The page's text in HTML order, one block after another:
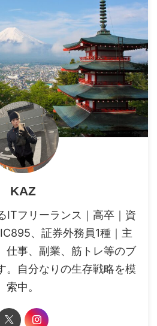
KAZ
ITフリーランス｜高卒｜資
、証券外務員1種｜主
仕事、副業、筋トレ等のブ
。自分なりの生存戦略を模
索中。